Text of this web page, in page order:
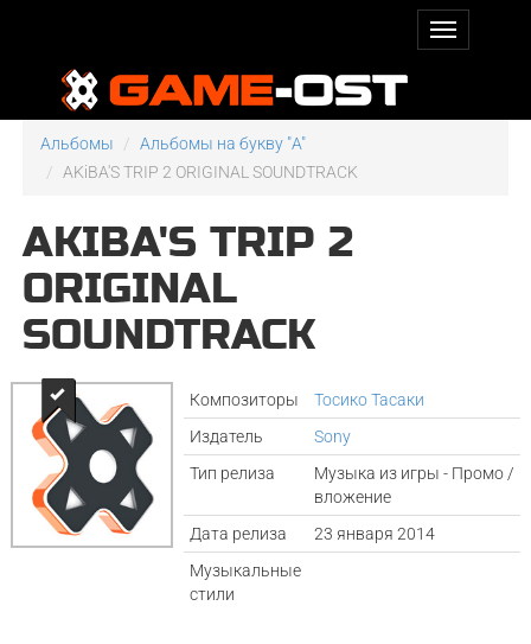
Альбомы
Альбомы на букву "A"
AKiBA'S TRIP 2 ORIGINAL SOUNDTRACK
AKIBA'S TRIP 2
ORIGINAL
SOUNDTRACK
Композиторы
Тосико Тасаки
Издатель
Sony
Тип релиза
Музыка из игры - Промо /
вложение
Дата релиза
23 января 2014
Музыкальные
стили